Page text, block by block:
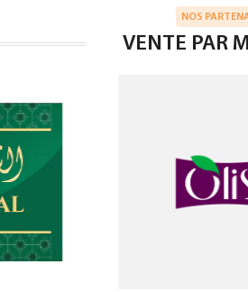
NOS
VENTE PAR